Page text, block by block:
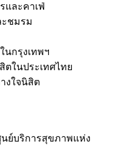
และคาเฟ่
ชมรม
นกรุงเทพฯ
ตในประเทศไทย
งใจนิสิต
ย์บริการสุขภาพแห่ง